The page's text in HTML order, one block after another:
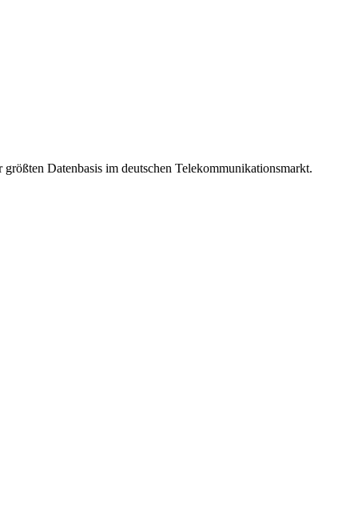
Datenbasis im deutschen Telekommunikationsmarkt.